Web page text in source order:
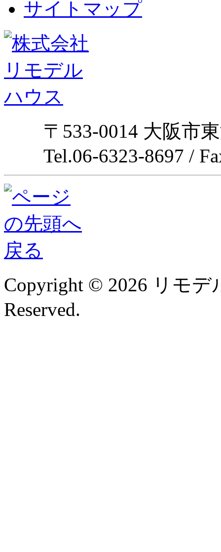
サイトマップ
〒533-0014 大阪市
Tel.06-6323-8697 /
Copyright © 2026 リモデ
Reserved.